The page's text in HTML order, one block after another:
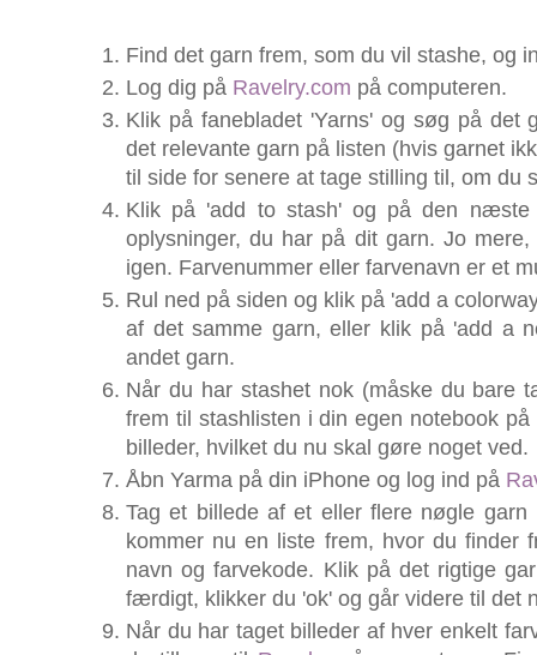
Find det garn frem, som du vil stashe, og
Log dig på Ravelry.com på computeren.
Klik på fanebladet 'Yarns' og søg på det
det relevante garn på listen (hvis garnet
til side for senere at tage stilling til, om du
Klik på 'add to stash' og på den
oplysninger, du har på dit garn. Jo
igen. Farvenummer eller farvenavn er et
Rul ned på siden og klik på 'add a
af det samme garn, eller klik på 'add a
andet garn.
Når du har stashet nok (måske du bare
frem til stashlisten i din egen notebook
billeder, hvilket du nu skal gøre noget ved.
Åbn Yarma på din iPhone og log ind på
Tag et billede af et eller flere nøgle
kommer nu en liste frem, hvor du finder
navn og farvekode. Klik på det rigtige
færdigt, klikker du 'ok' og går videre til det
Når du har taget billeder af hver enkelt